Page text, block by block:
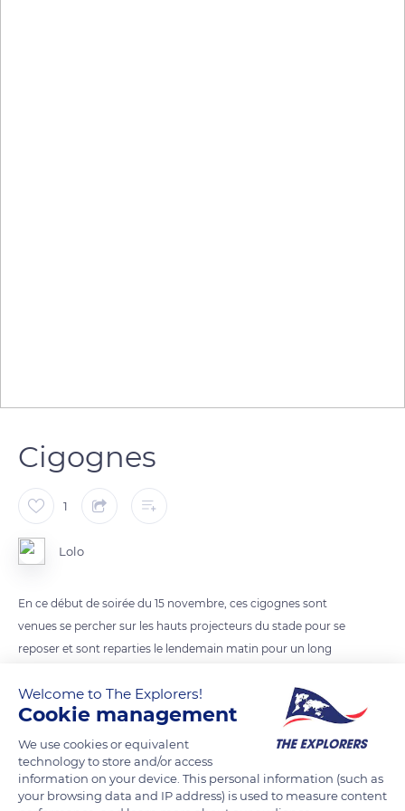
Cigognes
1
Lolo
En ce début de soirée du 15 novembre, ces cigognes sont
venues se percher sur les hauts projecteurs du stade pour se
reposer et sont reparties le lendemain matin pour un long
Au total 22 cigognes se sont posées sur les 6 lampadaires du
stade.
READ MORE
Welcome to The Explorers!
Cookie management
We use cookies or equivalent
technology to store and/or access
information on your device. This personal information (such as
your browsing data and IP address) is used to measure content